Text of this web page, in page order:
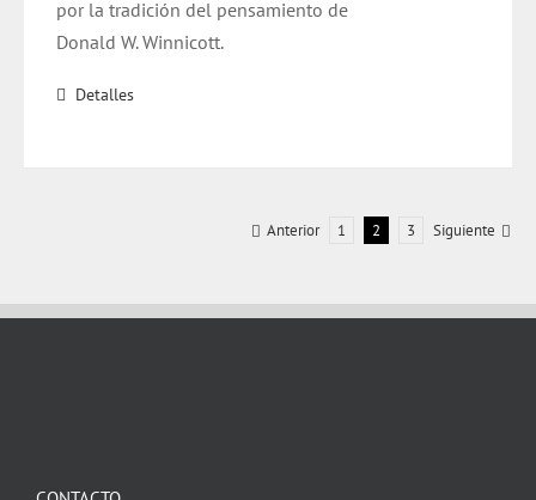
por la tradición del pensamiento de
Donald W. Winnicott.
Detalles
Anterior 1 2 3 Siguiente